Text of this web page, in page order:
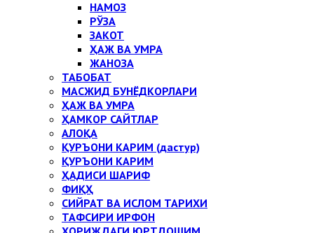
НАМОЗ
РЎЗА
ЗАКОТ
ҲАЖ ВА УМРА
ЖАНОЗА
ТАБОБАТ
МАСЖИД БУНЁДКОРЛАРИ
ҲАЖ ВА УМРА
ҲАМКОР САЙТЛАР
АЛОҚА
ҚУРЪОНИ КАРИМ (дастур)
ҚУРЪОНИ КАРИМ
ҲАДИСИ ШАРИФ
ФИҚҲ
СИЙРАТ ВА ИСЛОМ ТАРИХИ
ТАФСИРИ ИРФОН